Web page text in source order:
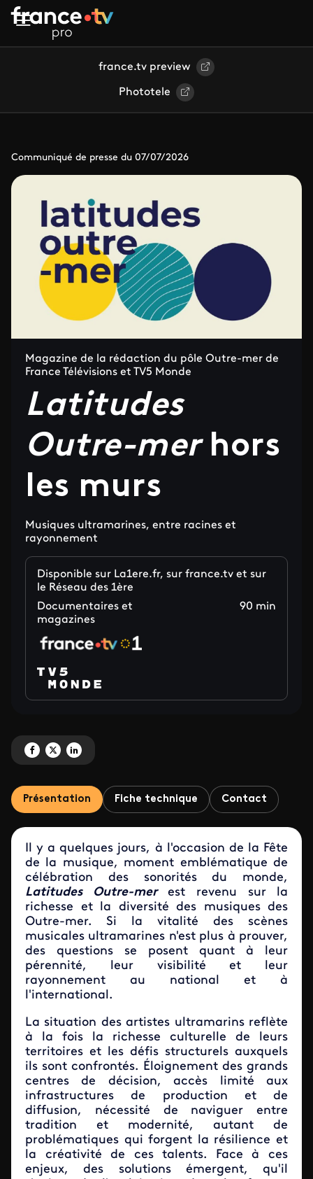
Aller au contenu principal
france.tv preview
Phototele
Communiqué de presse du 07/07/2026
Magazine de la rédaction du pôle Outre-mer de
France Télévisions et TV5 Monde
Latitudes
Outre-merhors
les murs
Musiques ultramarines, entre racines et
rayonnement
Disponible sur La1ere.fr, sur france.tv et sur
le Réseau des 1ère
Documentaires et
magazines
90 min
Partagez '<i>Latitudes Outre-mer</i> hors les murs' sur Facebook
Partagez '<i>Latitudes Outre-mer</i> hors les murs' sur X
Partagez '<i>Latitudes Outre-mer</i> hors les murs' sur LinkedIn
Présentation Fiche technique Contact
Il y a quelques jours, à l'occasion de la Fête
de la musique, moment emblématique de
célébration des sonorités du monde,
Latitudes Outre-mer
est revenu sur
la
richesse et la diversité des musiques des
Outre-mer. Si la vitalité des scènes
musicales ultramarines n'est plus à prouver,
des questions se posent quant à leur
pérennité, leur visibilité et leur
rayonnement au national et à
l'international.
La situation des artistes ultramarins reflète
à la fois la richesse culturelle de leurs
territoires et les défis structurels auxquels
ils sont confrontés. Éloignement des grands
centres de décision, accès limité aux
infrastructures de production et de
diffusion, nécessité de naviguer entre
tradition et modernité, autant de
problématiques qui forgent la résilience et
la créativité de ces talents. Face à ces
enjeux, des solutions émergent, qu'il